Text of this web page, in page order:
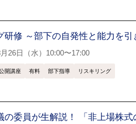
研修 ～部下の自発性と能力を引
26日（水）10:00〜17:00
開講座 有料 部下指導 リスキリング
の委員が生解説！ 「非上場株